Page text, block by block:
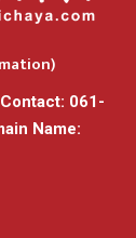
061-
Name: